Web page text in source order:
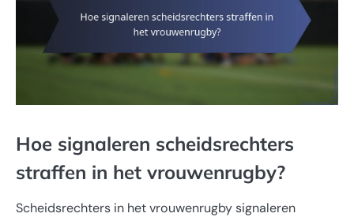
Hoe signaleren scheidsrechters
straffen in het vrouwenrugby?
Scheidsrechters in het vrouwenrugby signaleren